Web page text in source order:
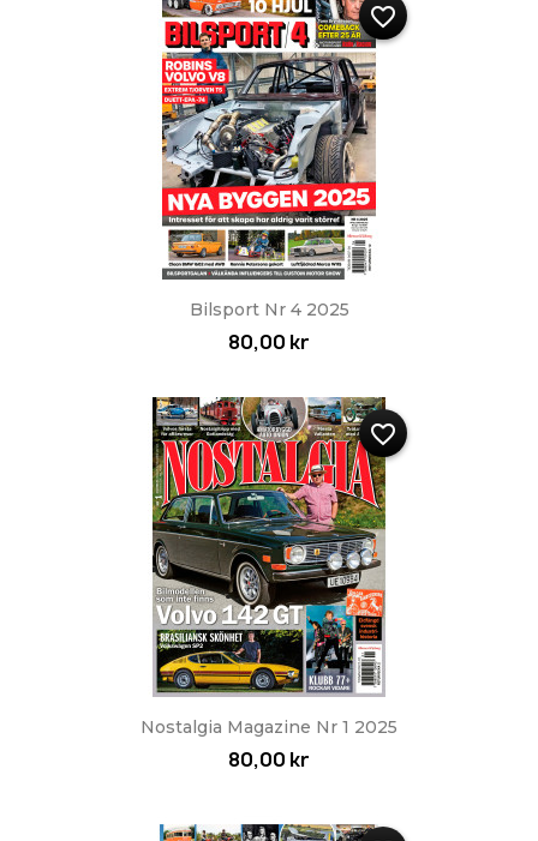
Bilsport Nr 4 2025
80,00 kr
favorite_border
Nostalgia Magazine Nr 1 2025
80,00 kr
favorite_border